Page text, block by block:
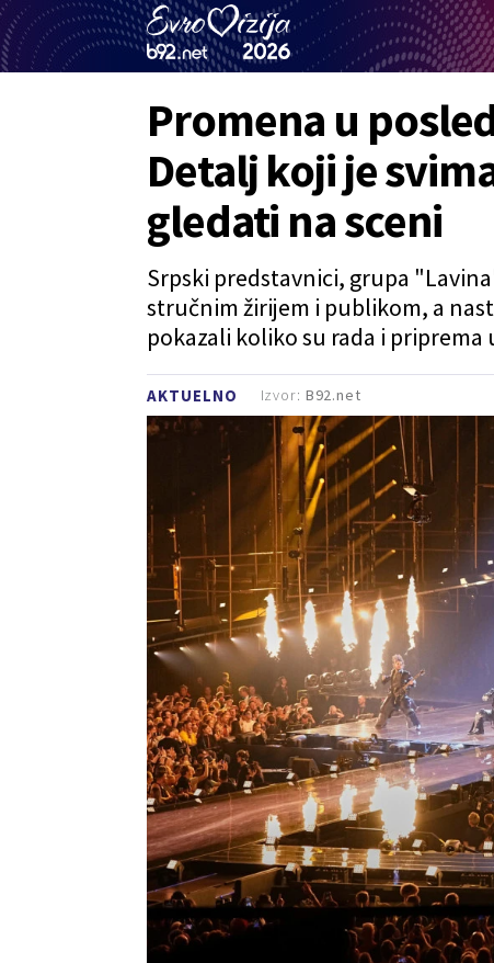
AKTUELNO
Promena u
Detalj koji je
gledati na sceni
Srpski predstavnici, grupa
stručnim žirijem i publikom, a
pokazali koliko su rada i
Izvor: B92.net